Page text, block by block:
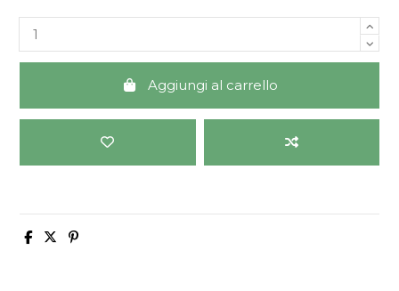
Aggiungi al carrello